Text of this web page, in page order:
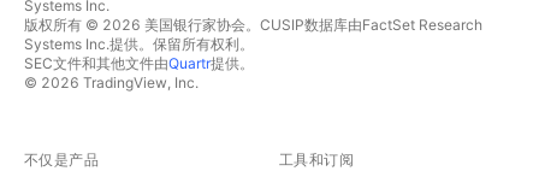
Systems Inc.
版权所有 © 2026 美国银行家协会。CUSIP数据库由FactSet Research
Systems Inc.提供。保留所有权利。
SEC文件和其他文件由Quartr提供。
© 2026 TradingView, Inc.
不仅是产品 工具和订阅